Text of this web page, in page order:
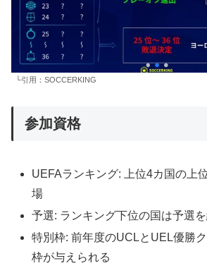
└引用：SOCCERKING
参加資格
UEFAランキング: 上位4カ国の上
場
予選: ランキング下位の国は予選
特別枠: 前年度のUCLとUEL優勝
枠が与えられる